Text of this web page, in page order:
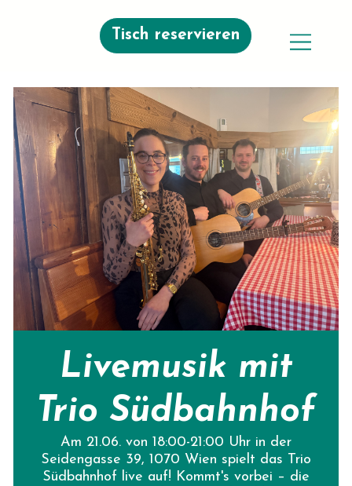
Tisch reservieren
Livemusik mit
Trio Südbahnhof
Am 21.06. von 18:00-21:00 Uhr in der
Seidengasse 39, 1070 Wien spielt das Trio
Südbahnhof live auf! Kommt's vorbei – die